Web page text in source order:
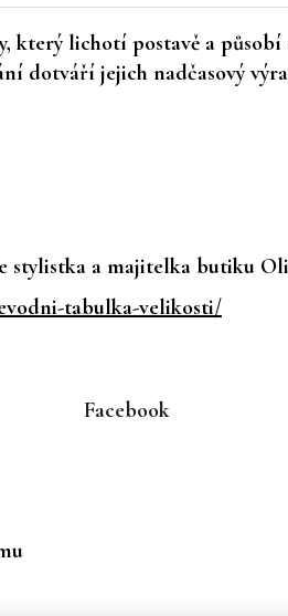
který lichotí postavě a
dotváří jejich nadčasový
stylistka a majitelka butiku
tabulka-velikosti/
Facebook